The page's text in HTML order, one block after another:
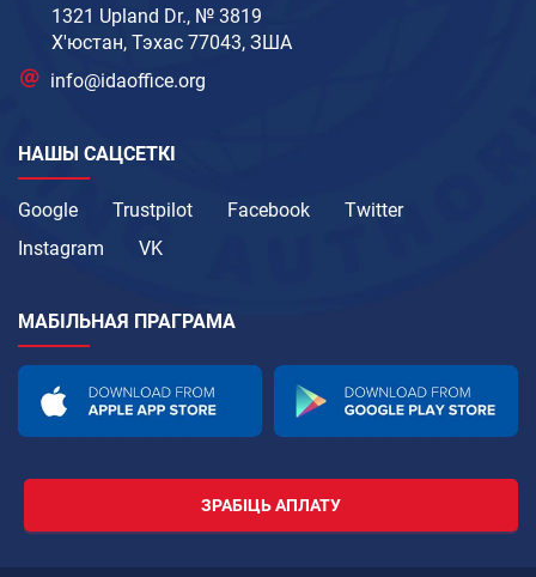
1321 Upland Dr., № 3819
Х'юстан, Тэхас 77043, ЗША
info@idaoffice.org
НАШЫ САЦСЕТКІ
Google Trustpilot Facebook
Twitter
Instagram
VK
МАБІЛЬНАЯ ПРАГРАМА
ЗРАБІЦЬ АПЛАТУ